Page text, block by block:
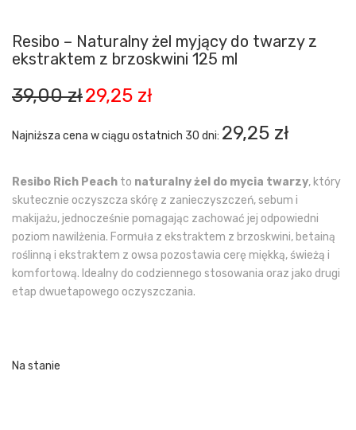
Resibo – Naturalny żel myjący do twarzy z
ekstraktem z brzoskwini 125 ml
39,00zł Pierwotna
cena
39,00 zł.
29,25 zł
29,25 zł.
Najniższa cena w ciągu ostatnich 30 dni: 29,25 zł
Resibo Rich Peach to naturalny żel do mycia twarzy, który
skutecznie oczyszcza skórę z zanieczyszczeń, sebum i
makijażu, jednocześnie pomagając zachować jej odpowiedni
poziom nawilżenia. Formuła z ekstraktem z brzoskwini, betainą
roślinną i ekstraktem z owsa pozostawia cerę miękką, świeżą i
komfortową. Idealny do codziennego stosowania oraz jako drugi
etap dwuetapowego oczyszczania.
Na stanie